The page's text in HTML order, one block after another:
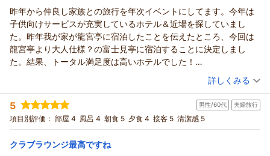
ありません。サービスが見合っていなさすぎると思いました。
おらず、ご期待を裏切る形となりました。設備担当者へ即座に
共有し、温度管理体制を厳重に見直してまいります。
「安くはない宿泊料金に見合っていない」とのお言葉を真摯に
受け止めております。
お客様からいただいた貴重なご意見は、全スタッフへ共有し、
マニュアルの再確認とともに、改めて「お客様の立場に立った
おもてなし」とは何かを全社を挙げて教育し直してまいる所存
です。
「もうないかな」というお言葉、私共にとってこれほど悲し
く、重いお言葉はございません。
ご期待を寄せてくださっていたからこその、厳しいご指摘であ
帰り、お外で記念撮影をするときに、ポニーが来ていて、一緒に
撮影できて、餌もあげることができました。
子供がずっと喜んでくれていたので、またいきたいと思いまし
た。
みはる 様
この度は、大切な結婚記念日のお祝いに当館をお選びいただ
き、誠にありがとうございました。
数あるホテルの中からお選びいただいたこと、心より感謝申し
上げます。
龍宮亭のプールや、海を眺めながらのウェルカムドリンクで、
ゆったりとしたひとときをお過ごしいただけたとのこと、大変
嬉しく拝読いたしました。
お部屋の雰囲気や広いベランダからの花火も、記念日の素敵な
思い出の一助となりましたら幸いでございます。
11階の展望露天風呂や、タオルの常備による利便性についても
昨年から仲良し家族との旅行を年次イベントにしてます。今年は
子供向けサービスが充実しているホテル＆近場を探していまし
た。昨年我が家が龍宮亭に宿泊したことを伝えたところ、今回は
龍宮亭より大人仕様？の富士見亭に宿泊することに決定しまし
た。結果、トータル満足度は高いホテルでした！
・フロント接客、同敷地内のキッズランドへのバス送迎等、クイ
ックに且つ的確に対応頂き子供がストレスなく過ごすことができ
ました
・同敷地内にプール、廃車両を利用した子供向けアクティビテ
設が充実しているので飽きない
（投稿日：2026/06/14）
宿泊時期： 2026年06月宿泊 (その他)
投稿者： hiroさん(男性/40代)
宿泊プラン： 【じゃらんのお得な10日間】フリーフロー＆ビュッフェ☆
和洋室 朝・夕
宿泊価格帯： 30,001円以上(大人一人あたり/税込)
詳しくみる
5 男性/60代 夫婦旅行
項目別評価： 部屋 4 風呂 4 朝食 5 夕食 4 接客 5 清潔感 5
クラブラウンジ最高ですね